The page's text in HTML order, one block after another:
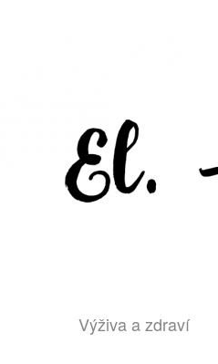
Výživa a zdraví